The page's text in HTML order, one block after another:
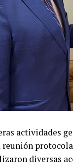
actividades
diversas